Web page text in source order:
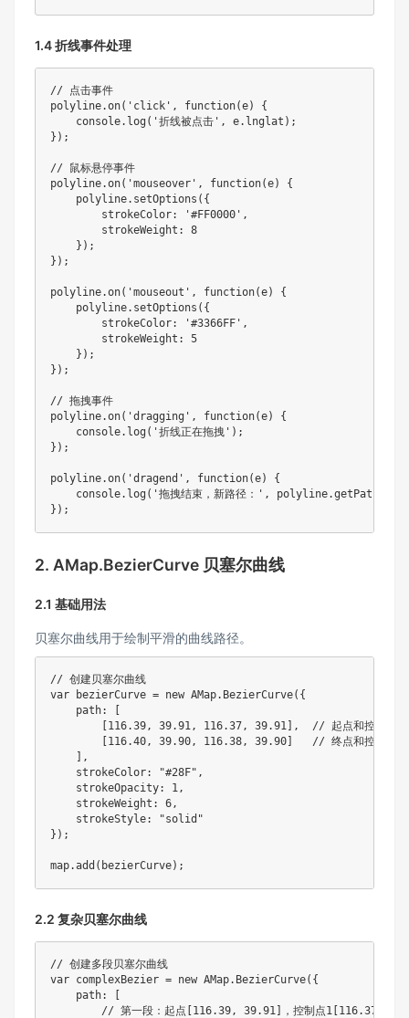
1.4 折线事件处理
// 点击事件
polyline.on( 'click' , function(e)
{
    console
. log ( '折线被点击' , e. lnglat ) ;
} ) ;
// 鼠标悬停事件
polyline.on( 'mouseover' , function(e)
{
    polyline
. setOptions ( {
        strokeColor
: '#FF0000' ,
        strokeWeight
:
8
} ) ;
} ) ;
polyline.on( 'mouseout' , function(e)
{
    polyline
. setOptions ( {
        strokeColor
: '#3366FF' ,
        strokeWeight
:
5
} ) ;
} ) ;
// 拖拽事件
polyline.on( 'dragging' , function(e)
{
    console
. log ( '折线正在拖拽' ) ;
} ) ;
polyline.on( 'dragend' , function(e)
{
    console
. log ( '拖拽结束，新路径：' , polyline.getPath
} ) ;
2. AMap.BezierCurve 贝塞尔曲线
2.1 基础用法
贝塞尔曲线用于绘制平滑的曲线路径。
// 创建贝塞尔曲线
var bezierCurve = new AMap. BezierCurve( {
    path
:
116.39, 39.91, 116.37, 39.91 ,
// 起点和控制点1
116.40, 39.90, 116.38, 39.90
// 终点和控制点2
,
    strokeColor
: "#28F" ,
    strokeOpacity
: 1,
    strokeWeight
: 6,
    strokeStyle
:
"solid"
} ) ;
map.add ( bezierCurve) ;
2.2 复杂贝塞尔曲线
// 创建多段贝塞尔曲线
var complexBezier = new AMap. BezierCurve( {
    path
:
// 第一段：起点[116.39, 39.91]，控制点1[116.37,